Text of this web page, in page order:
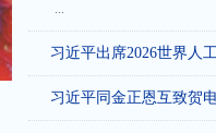
...
习近平出席2026世界人
习近平同金正恩互致贺